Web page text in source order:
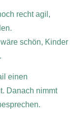
recht agil,
schön, Kinder
einen
Danach nimmt